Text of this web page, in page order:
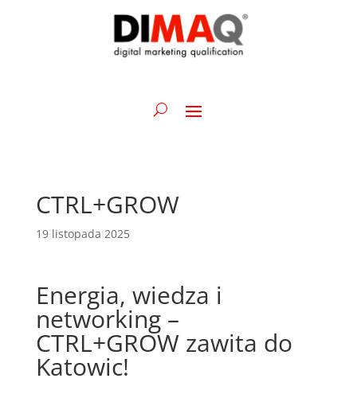
CTRL+GROW
19 listopada 2025
Energia, wiedza i
networking –
CTRL+GROW zawita do
Katowic!